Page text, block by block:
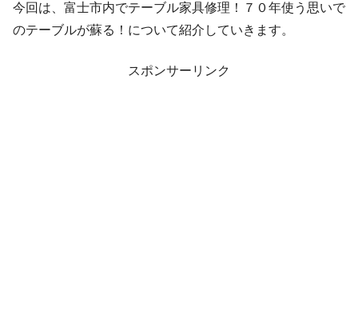
今回は、富士市内でテーブル家具修理！７０年使う思いで
のテーブルが蘇る！について紹介していきます。
スポンサーリンク